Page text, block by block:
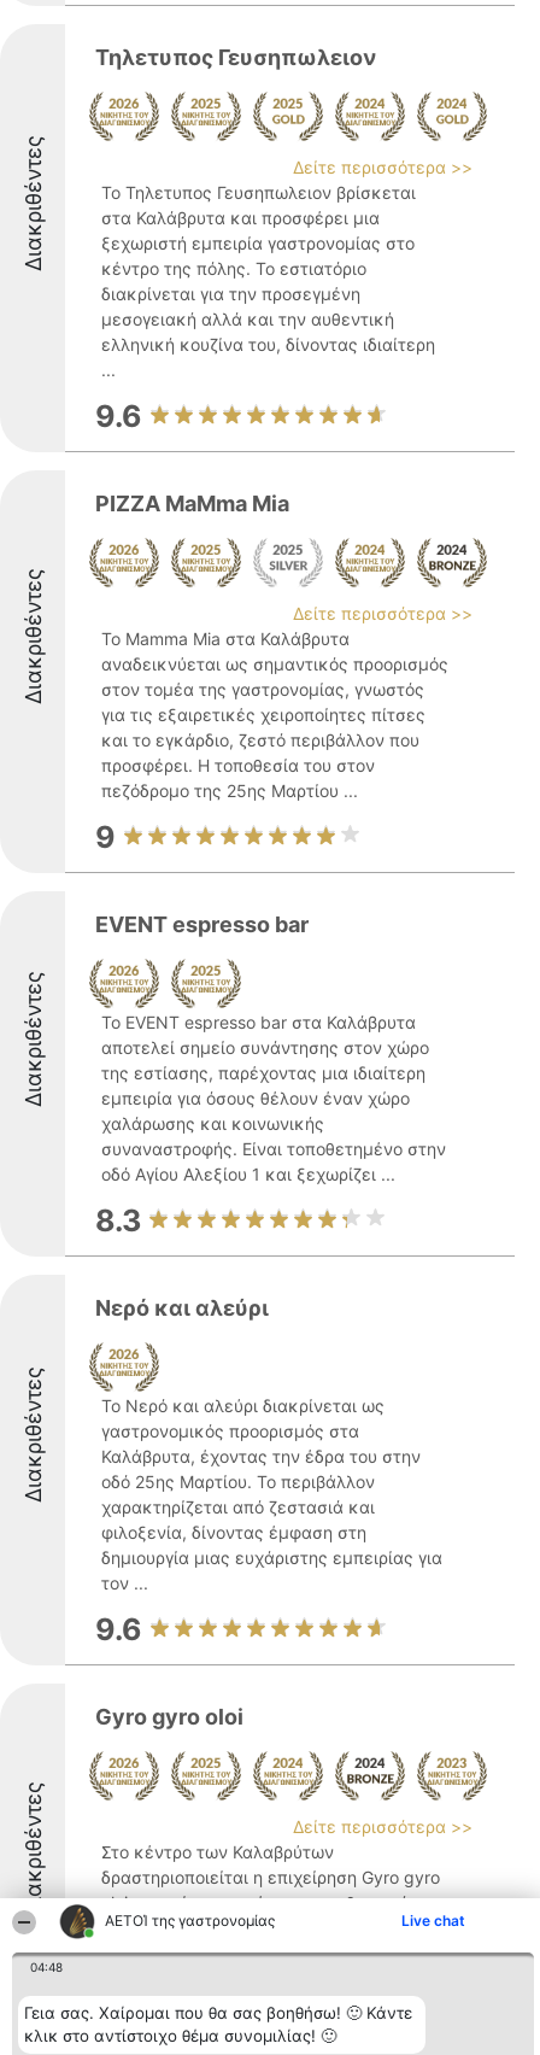
ΑΕΤΟΊ της γαστρονομίας Live chat
04:48
Γεια σας. Χαίρομαι που θα σας βοηθήσω! 🙂 Κάντε
κλικ στο αντίστοιχο θέμα συνομιλίας! 🙂
Διακριθέντες
Τηλετυπος Γευσηπωλειον
Δείτε περισσότερα >>
Το Τηλετυπος Γευσηπωλειον βρίσκεται
στα Καλάβρυτα και προσφέρει μια
ξεχωριστή εμπειρία γαστρονομίας στο
κέντρο της πόλης. Το εστιατόριο
διακρίνεται για την προσεγμένη
μεσογειακή αλλά και την αυθεντική
ελληνική κουζίνα του, δίνοντας ιδιαίτερη
...
9.6
Διακριθέντες
PIZZA MaMma Mia
Δείτε περισσότερα >>
Το Mamma Mia στα Καλάβρυτα
αναδεικνύεται ως σημαντικός προορισμός
στον τομέα της γαστρονομίας, γνωστός
για τις εξαιρετικές χειροποίητες πίτσες
και το εγκάρδιο, ζεστό περιβάλλον που
προσφέρει. Η τοποθεσία του στον
πεζόδρομο της 25ης Μαρτίου ...
9
Διακριθέντες
EVENT espresso bar
Το EVENT espresso bar στα Καλάβρυτα
αποτελεί σημείο συνάντησης στον χώρο
της εστίασης, παρέχοντας μια ιδιαίτερη
εμπειρία για όσους θέλουν έναν χώρο
χαλάρωσης και κοινωνικής
συναναστροφής. Είναι τοποθετημένο στην
οδό Αγίου Αλεξίου 1 και ξεχωρίζει ...
8.3
Διακριθέντες
Νερό και αλεύρι
Το Νερό και αλεύρι διακρίνεται ως
γαστρονομικός προορισμός στα
Καλάβρυτα, έχοντας την έδρα του στην
οδό 25ης Μαρτίου. Το περιβάλλον
χαρακτηρίζεται από ζεστασιά και
φιλοξενία, δίνοντας έμφαση στη
δημιουργία μιας ευχάριστης εμπειρίας για
τον ...
9.6
Διακριθέντες
Gyro gyro oloi
Δείτε περισσότερα >>
Στο κέντρο των Καλαβρύτων
δραστηριοποιείται η επιχείρηση Gyro gyro
oloi, η οποία προσφέρει μια αυθεντική
εμπειρία ελληνικής ψητοφαγίας. Το
κατάστημα λειτουργεί ως παραδοσιακό
ποικιλία και την ποιότητα των ...